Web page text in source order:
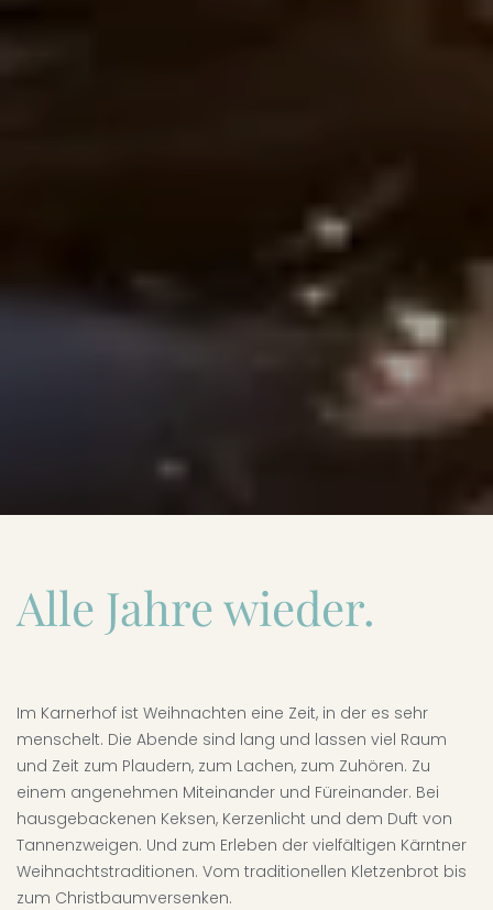
Alle Jahre wieder.
Im Karnerhof ist Weihnachten eine Zeit, in der es sehr
menschelt. Die Abende sind lang und lassen viel Raum
und Zeit zum Plaudern, zum Lachen, zum Zuhören. Zu
einem angenehmen Miteinander und Füreinander. Bei
hausgebackenen Keksen, Kerzenlicht und dem Duft von
Tannenzweigen. Und zum Erleben der vielfältigen Kärntner
Weihnachtstraditionen. Vom traditionellen Kletzenbrot bis
zum Christbaumversenken.